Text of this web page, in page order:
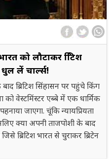
को लौटाकर ब्रिटिश
लें चार्ल्स!
ब्रिटिश सिंहासन पर पहुंचे किंग
को वेस्टमिंस्टर एब्बे में एक धार्मिक
जाएगा. चूंकि न्यायप्रियता
क्या अपनी ताजपोशी के बाद
ब्रिटिश भारत से चुराकर ब्रिटेन